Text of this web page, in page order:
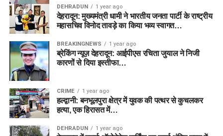
DEHRADUN 1 year ago
देहरादून: मुख्यमंत्री धामी ने भारतीय जनता पार्टी के राष्ट्रीय
महासचिव विनोद तावड़े का किया भव्य स्वागत…
BREAKINGNEWS 1 year ago
ब्रेकिंग न्यूज़ देहरादून: आईपीएस रचिता जुयाल ने निजी
कारणों से दिया इस्तीफा…
CRIME 1 year ago
हल्द्वानी: बनभूलपुरा क्षेत्र में युवक की पत्थर से कुचलकर
हत्या, एक हिरासत में…
DEHRADUN 1 year ago